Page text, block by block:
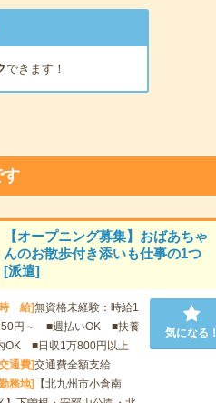
できます！
す
【オープニング募集】おばあちゃ
んのお散歩付き添いも仕事の1つ
[派遣]
給]無資格未経験：時給1
円～ ■週払いOK ■扶養
OK ■日収1万800円以上
通費]交通費全額支給
務地]
【北九州市小倉南
気になる！